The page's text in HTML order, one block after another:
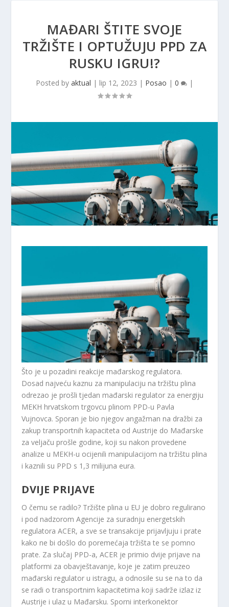
MAĐARI ŠTITE SVOJE
TRŽIŠTE I OPTUŽUJU PPD ZA
RUSKU IGRU!?
Posted by aktual | lip 12, 2023 | Posao | 0 |
Što je u pozadini reakcije mađarskog regulatora.
Dosad najveću kaznu za manipulaciju na tržištu plina
odrezao je prošli tjedan mađarski regulator za energiju
MEKH hrvatskom trgovcu plinom PPD-u Pavla
Vujnovca. Sporan je bio njegov angažman na dražbi za
zakup transportnih kapaciteta od Austrije do Mađarske
za veljaču prošle godine, koji su nakon provedene
analize u MEKH-u ocijenili manipulacijom na tržištu plina
i kaznili su PPD s 1,3 milijuna eura.
DVIJE PRIJAVE
O čemu se radilo? Tržište plina u EU je dobro regulirano
i pod nadzorom Agencije za suradnju energetskih
regulatora ACER, a sve se transakcije prijavljuju i prate
kako ne bi došlo do poremećaja tržišta te se pomno
prate. Za slučaj PPD-a, ACER je primio dvije prijave na
platformi za obavještavanje, koje je zatim preuzeo
mađarski regulator u istragu, a odnosile su se na to da
se radi o transportnim kapacitetima koji sadrže izlaz iz
Austrije i ulaz u Mađarsku. Sporni interkonektor